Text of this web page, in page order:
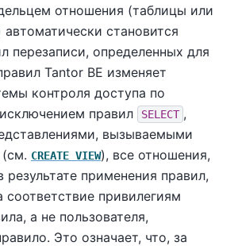
отношения (таблицы или
автоматически становится
перезаписи, определенных для
Tantor BE изменяет
контроля доступа по
правил
SELECT ,
вызываемыми
CREATE VIEW), все отношения,
результате применения правил,
соответствие привилегиям
а не пользователя,
Это означает, что, за